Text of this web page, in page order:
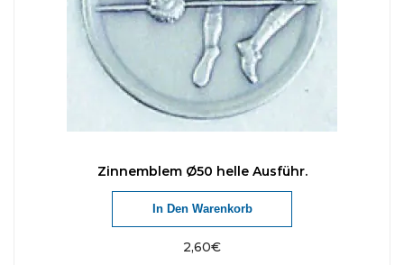
Zinnemblem Ø50 helle Ausführ.
2,60€
In Den Warenkorb